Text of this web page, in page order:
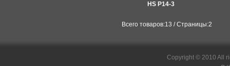
HS P14-3
Всего товаров:13 / Страницы:2
Copyright © 2010 All